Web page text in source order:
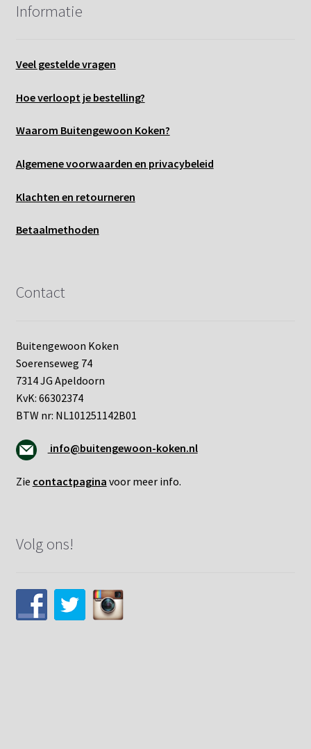
Informatie
Veel gestelde vragen
Hoe verloopt je bestelling?
Waarom Buitengewoon Koken?
Algemene voorwaarden en privacybeleid
Klachten en retourneren
Betaalmethoden
Contact
Buitengewoon Koken
Soerenseweg 74
7314 JG Apeldoorn
KvK: 66302374
BTW nr: NL101251142B01
info@buitengewoon-koken.nl
Zie contactpagina voor meer info.
Volg ons!